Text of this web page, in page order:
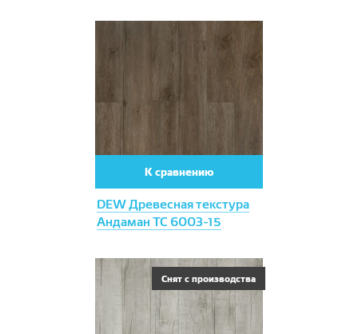
DEW Древесная текстура
Андаман ТС 6003-15
К сравнению
Снят с производства